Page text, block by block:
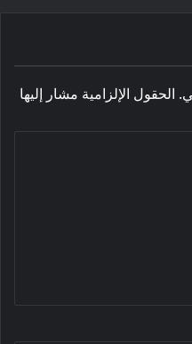
الحقول الإلزامية مشار إليها